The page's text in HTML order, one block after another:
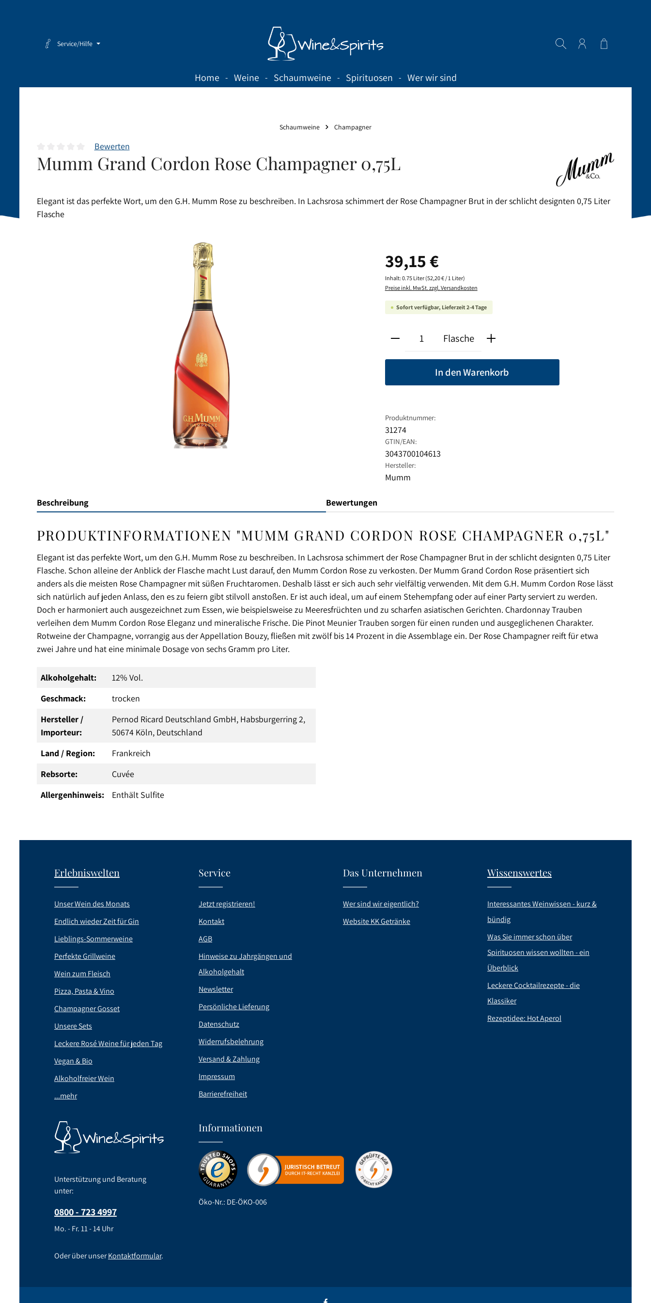
Service/Hilfe Warenkorb
Home Weine Schaumweine Spirituosen Wer wir sind
Schaumweine Champagner
Durchschnittliche Bewertung von 0 von 5 Sternen
Bewerten
Mumm Grand Cordon Rose Champagner 0,75L
Elegant ist das perfekte Wort, um den G.H. Mumm Rose zu beschreiben. In Lachsrosa schimmert der Rose Champagner Brut in der schlicht designten 0,75 Liter
Flasche
Regulärer Preis:
39,15 €
Inhalt:0.75 Liter(52,20 € / 1 Liter)
Preise inkl. MwSt. zzgl. Versandkosten
Sofort verfügbar, Lieferzeit 2-4 Tage
Produkt Anzahl: Gib den gewünschten Wert ein oder
Flasche
In den Warenkorb
Produktnummer:
31274
GTIN/EAN:
3043700104613
Hersteller:
Mumm
Beschreibung Bewertungen
PRODUKTINFORMATIONEN "MUMM GRAND CORDON ROSE CHAMPAGNER 0,75L"
Elegant ist das perfekte Wort, um den G.H. Mumm Rose zu beschreiben. In Lachsrosa schimmert der Rose Champagner Brut in der schlicht designten 0,75 Liter
Flasche. Schon alleine der Anblick der Flasche macht Lust darauf, den Mumm Cordon Rose zu verkosten. Der Mumm Grand Cordon Rose präsentiert sich
anders als die meisten Rose Champagner mit süßen Fruchtaromen. Deshalb lässt er sich auch sehr vielfältig verwenden. Mit dem G.H. Mumm Cordon Rose lässt
sich natürlich auf jeden Anlass, den es zu feiern gibt stilvoll anstoßen. Er ist auch ideal, um auf einem Stehempfang oder auf einer Party serviert zu werden.
Doch er harmoniert auch ausgezeichnet zum Essen, wie beispielsweise zu Meeresfrüchten und zu scharfen asiatischen Gerichten. Chardonnay Trauben
verleihen dem Mumm Cordon Rose Eleganz und mineralische Frische. Die Pinot Meunier Trauben sorgen für einen runden und ausgeglichenen Charakter.
Rotweine der Champagne, vorrangig aus der Appellation Bouzy, fließen mit zwölf bis 14 Prozent in die Assemblage ein. Der Rose Champagner reift für etwa
zwei Jahre und hat eine minimale Dosage von sechs Gramm pro Liter.
Alkoholgehalt:
12% Vol.
Geschmack:
trocken
Hersteller /
Importeur:
Pernod Ricard Deutschland GmbH, Habsburgerring 2,
50674 Köln, Deutschland
Land / Region:
Frankreich
Rebsorte:
Cuvée
Allergenhinweis:
Enthält Sulfite
Erlebniswelten
Unser Wein des Monats
Endlich wieder Zeit für Gin
Lieblings-Sommerweine
Perfekte Grillweine
Wein zum Fleisch
Pizza, Pasta & Vino
Champagner Gosset
Unsere Sets
Leckere Rosé Weine für jeden Tag
Vegan & Bio
Alkoholfreier Wein
...mehr
Service
Jetzt registrieren!
Kontakt
AGB
Hinweise zu Jahrgängen und
Alkoholgehalt
Newsletter
Persönliche Lieferung
Datenschutz
Widerrufsbelehrung
Versand & Zahlung
Impressum
Barrierefreiheit
Das Unternehmen
Wer sind wir eigentlich?
Website KK Getränke
Wissenswertes
Interessantes Weinwissen - kurz &
bündig
Was Sie immer schon über
Spirituosen wissen wollten - ein
Überblick
Leckere Cocktailrezepte - die
Klassiker
Rezeptidee: Hot Aperol
Unterstützung und Beratung
unter:
0800 - 723 4997
Mo. - Fr. 11 - 14 Uhr
Oder über unserKontaktformular.
Informationen
Öko-Nr.: DE-ÖKO-006